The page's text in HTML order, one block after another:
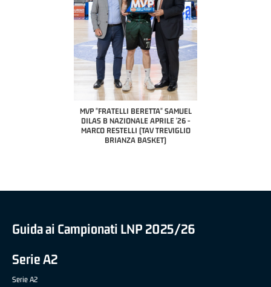
MVP "FRATELLI BERETTA" SAMUEL
DILAS B NAZIONALE APRILE '26 -
MARCO RESTELLI (TAV TREVIGLIO
BRIANZA BASKET)
Guida ai Campionati LNP 2025/26
Serie A2
Serie A2